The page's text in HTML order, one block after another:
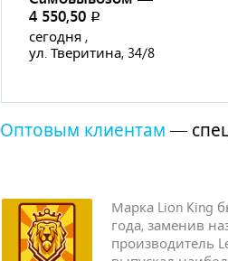
4 550,50 p
сегодня ,
ул. Тверитина, 34/8
Оптовым клиентам —
Марка Lion King
года, заменив
производитель